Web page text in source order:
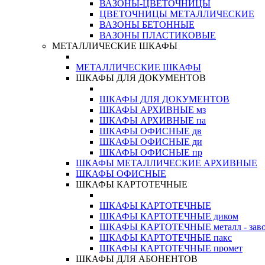
ВАЗОНЫ-ЦВЕТОЧНИЦЫ
ЦВЕТОЧНИЦЫ МЕТАЛЛИЧЕСКИЕ
ВАЗОНЫ БЕТОННЫЕ
ВАЗОНЫ ПЛАСТИКОВЫЕ
МЕТАЛЛИЧЕСКИЕ ШКАФЫ
МЕТАЛЛИЧЕСКИЕ ШКАФЫ
ШКАФЫ ДЛЯ ДОКУМЕНТОВ
ШКАФЫ ДЛЯ ДОКУМЕНТОВ
ШКАФЫ АРХИВНЫЕ мз
ШКАФЫ АРХИВНЫЕ па
ШКАФЫ ОФИСНЫЕ дв
ШКАФЫ ОФИСНЫЕ ди
ШКАФЫ ОФИСНЫЕ пр
ШКАФЫ МЕТАЛЛИЧЕСКИЕ АРХИВНЫЕ
ШКАФЫ ОФИСНЫЕ
ШКАФЫ КАРТОТЕЧНЫЕ
ШКАФЫ КАРТОТЕЧНЫЕ
ШКАФЫ КАРТОТЕЧНЫЕ диком
ШКАФЫ КАРТОТЕЧНЫЕ металл -
ШКАФЫ КАРТОТЕЧНЫЕ пакс
ШКАФЫ КАРТОТЕЧНЫЕ промет
ШКАФЫ ДЛЯ АБОНЕНТОВ